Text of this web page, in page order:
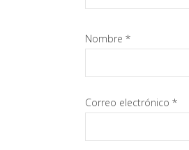
Nombre *
Correo electrónico *